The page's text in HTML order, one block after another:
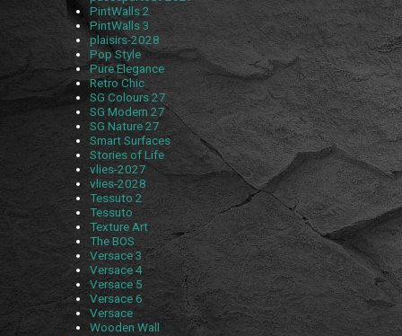
PintWalls 2
PintWalls 3
plaisirs-2028
Pop Style
Pure Elegance
Retro Chic
SG Colours 27
SG Modern 27
SG Nature 27
Smart Surfaces
Stories of Life
vlies-2027
vlies-2028
Tessuto 2
Tessuto
Texture Art
The BOS
Versace 3
Versace 4
Versace 5
Versace 6
Versace
Wooden Wall